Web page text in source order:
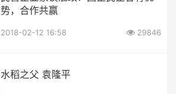
势，合作共赢
2018-02-12 16:58 29846
水稻之父 袁隆平